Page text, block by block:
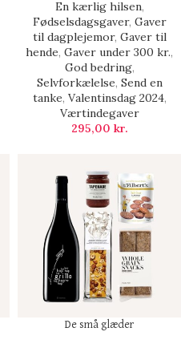
En kærlig hilsen,
Fødselsdagsgaver, Gaver
til dagplejemor, Gaver til
hende, Gaver under 300 kr.,
God bedring,
Selvforkælelse, Send en
tanke, Valentinsdag 2024,
Værtindegaver
295,00 kr.
De små glæder